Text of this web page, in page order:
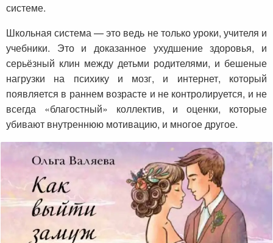
системе.
Школьная система — это ведь не только уроки, учителя и
учебники. Это и доказанное ухудшение здоровья, и
серьёзный клин между детьми родителями, и бешеные
нагрузки на психику и мозг, и интернет, который
появляется в раннем возрасте и не контролируется, и не
всегда «благостный» коллектив, и оценки, которые
убивают внутреннюю мотивацию, и многое другое.